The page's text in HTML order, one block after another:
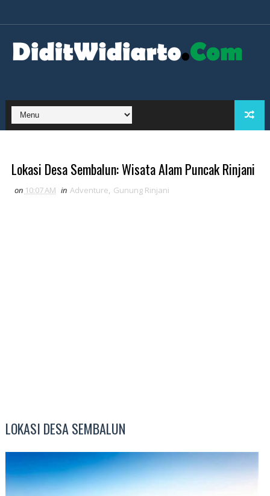
Lokasi Desa Sembalun: Wisata Alam Puncak Rinjani
on 10:07 AM in Adventure, Gunung Rinjani
LOKASI DESA SEMBALUN